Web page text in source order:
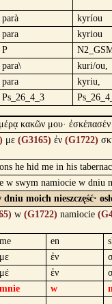
parà
kyríou
para
kyriou
P
para\
kuri/ou,
para
kyriu,
Ps_26_4_3
κακῶν μου·
με (G3165) ἐν (G1722)
he hid me in his
w swym namiocie w dniu
moich nieszczęść·
w (G1722) namiocie
me en
με ἐν
μέ ἐν
mnie w